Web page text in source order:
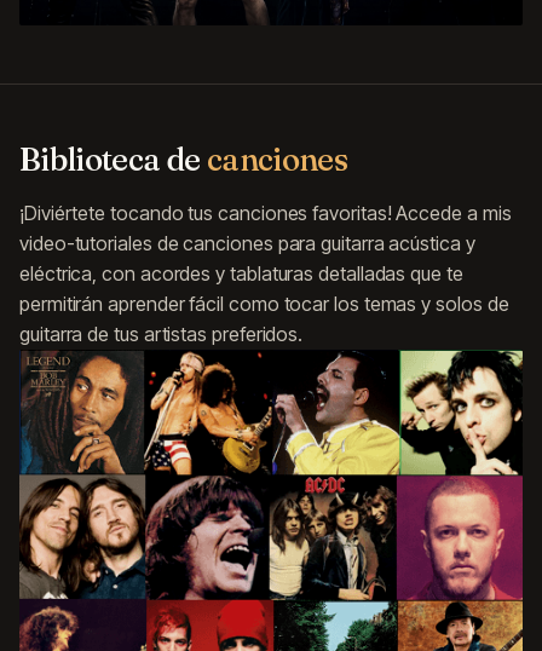
Biblioteca de canciones
¡Diviértete tocando tus canciones favoritas! Accede a mis
video-tutoriales de canciones para guitarra acústica y
eléctrica, con acordes y tablaturas detalladas que te
permitirán aprender fácil como tocar los temas y solos de
guitarra de tus artistas preferidos.